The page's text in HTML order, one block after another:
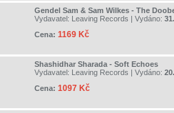
Gendel Sam & Sam Wilkes - The
Vydavatel: Leaving Records | Vydáno:
Cena: 1169 Kč
Shashidhar Sharada - Soft Echoes
Vydavatel: Leaving Records | Vydáno:
Cena: 1097 Kč